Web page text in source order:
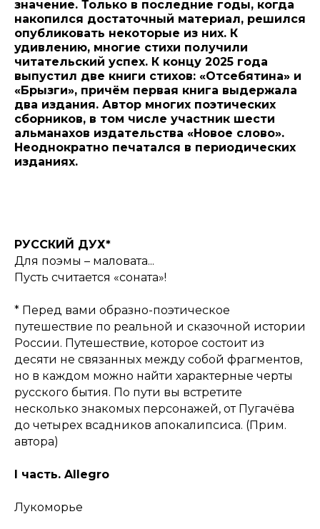
значение. Только в последние годы, когда
накопился достаточный материал, решился
опубликовать некоторые из них. К
удивлению, многие стихи получили
читательский успех. К концу 2025 года
выпустил две книги стихов: «Отсебятина» и
«Брызги», причём первая книга выдержала
два издания. Автор многих поэтических
сборников, в том числе участник шести
альманахов издательства «Новое слово».
Неоднократно печатался в периодических
изданиях.
РУССКИЙ ДУХ*
Для поэмы – маловата...
Пусть считается «соната»!
* Перед вами образно-поэтическое
путешествие по реальной и сказочной истории
России. Путешествие, которое состоит из
десяти не связанных между собой фрагментов,
но в каждом можно найти характерные черты
русского бытия. По пути вы встретите
несколько знакомых персонажей, от Пугачёва
до четырех всадников апокалипсиса. (Прим.
автора)
I часть. Allegro
Лукоморье